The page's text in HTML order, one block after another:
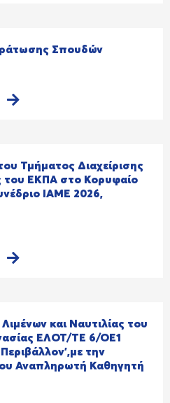
Σπουδών
Τμήματος Διαχείρισης
του ΕΚΠΑ στο Κορυφαίο
IAME 2026,
και Ναυτιλίας του
ΕΛΟΤ/ΤΕ 6/ΟΕ1
την
Αναπληρωτή Καθηγητή